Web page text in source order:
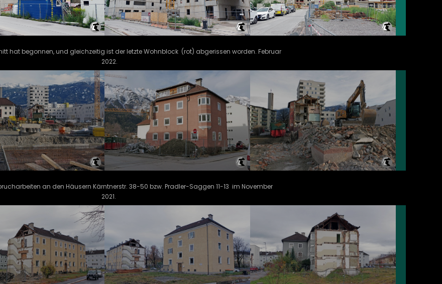
hat begonnen, und gleichzeitig ist der letzte Wohnblock (rot) abgerissen worden. Februar
2022.
an den Häusern Kärntnerstr. 38-50 bzw. Pradler-Saggen 11-13 im November
2021.